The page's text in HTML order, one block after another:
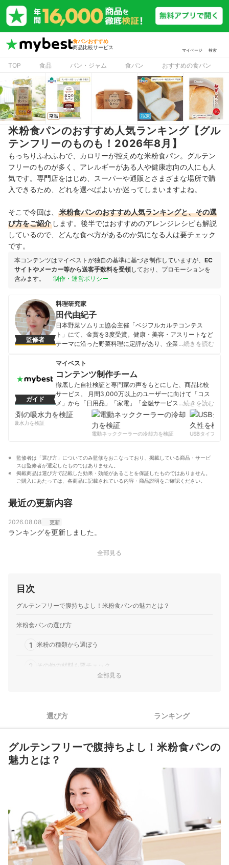
食パンおすすめ
商品比較サービス
マイページ 検索
TOP 食品 パン・ジャム 食パン おすすめの食パン
米粉食パンのおすすめ人気ランキング【グル
テンフリーのものも！2026年8月】
もっちりふわふわで、カロリーが控えめな米粉食パン。グルテン
フリーのものが多く、アレルギーがある人や健康志向の人にも人
気です。専門店をはじめ、スーパーや通販とさまざまな場所で購
入できるため、どれを選べばよいか迷ってしまいますよね。
そこで今回は、 米粉食パンのおすすめ人気ランキングと、その選
び方をご紹介 します。後半ではおすすめのアレンジレシピも解説
しているので、どんな食べ方があるのか気になる人は要チェック
です。
本コンテンツはマイベストが独自の基準に基づき制作していますが、 EC
サイトやメーカー等から送客手数料を受領しており、プロモーションを
含みます。
制作・運営ポリシー
監修者
料理研究家
田代由紀子
日本野菜ソムリエ協会主催「ベジフルカルテコンテス
ト」にて、金賞を3度受賞。健康・美容・アスリートなど
テーマに沿った野菜料理に定評があり、企業・自治体な
活を！」をコンセプトに、主婦目線のアイデアを盛り込
んだ料理教室「オレンジキッチンクッキングスタジオ」
を主宰している。 野菜ソムリエ・アスリートフードマイ
スター・食生活アドバイザー等の資格多数。読売新聞ヨ
ミドクターで今日の健康レシピ「田代由紀子のアスリー
トレシピ」を連載中。
田代由紀子のプロフィール
…続きを読む
ガイド
マイベスト
コンテンツ制作チーム
徹底した自社検証と専門家の声をもとにした、商品比較
サービス。 月間3,000万以上のユーザーに向けて「コス
メ」から「日用品」「家電」「金融サービス」まで、ベ
ストな商品を選んでもらうために、毎日コンテンツを制
コンテンツ制作チームのプロフィール
…続きを読む
の吸水力を検証
電動ネッククーラーの冷却力を検証
USBタイプCケー
監修者は「選び方」についてのみ監修をおこなっており、掲載している商品・サービ
スは監修者が選定したものではありません。
掲載商品は選び方で記載した効果・効能があることを保証したものではありません。
ご購入にあたっては、各商品に記載されている内容・商品説明をご確認ください。
最近の更新内容
2026.08.08 更新
ランキングを更新しました。
全部見る
目次
グルテンフリーで腹持ちよし！米粉食パンの魅力とは？
米粉食パンの選び方
1 米粉の種類から選ぼう
2 その他の材料も要チェック
5 冷凍と常温、どちらの状態で届くかも確認しよう
米粉食パン全15商品おすすめ人気ランキング
米粉食パンのおすすめアレンジレシピ
米粉食パンの保存方法は？
家で米粉食パン作りにチャレンジしてみよう
米粉食パンの売れ筋ランキングもチェック！
全部見る
選び方 ランキング
グルテンフリーで腹持ちよし！米粉食パンの
魅力とは？